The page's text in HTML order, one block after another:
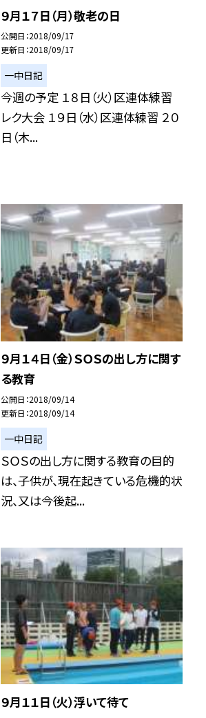
９月１７日（月）敬老の日
公開日 2018/09/17
更新日 2018/09/17
一中日記
今週の予定 １８日（火）区連体練習
レク大会 １９日（水）区連体練習 ２０
日（木...
９月１４日（金）ＳＯＳの出し方に関す
る教育
公開日 2018/09/14
更新日 2018/09/14
一中日記
ＳＯＳの出し方に関する教育の目的
は、子供が、現在起きている危機的状
況、又は今後起...
９月１１日（火）浮いて待て